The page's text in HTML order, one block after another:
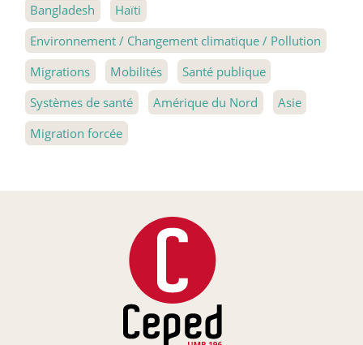
Bangladesh
Haïti
Environnement / Changement climatique / Pollution
Migrations
Mobilités
Santé publique
Systèmes de santé
Amérique du Nord
Asie
Migration forcée